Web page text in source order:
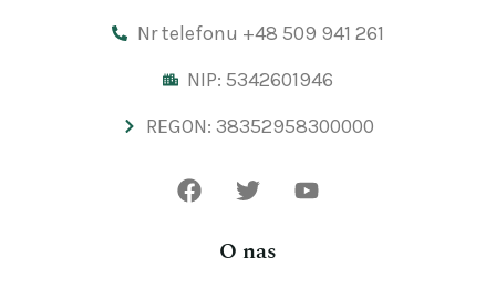
Nr telefonu +48 509 941 261
NIP: 5342601946
REGON: 38352958300000
O nas